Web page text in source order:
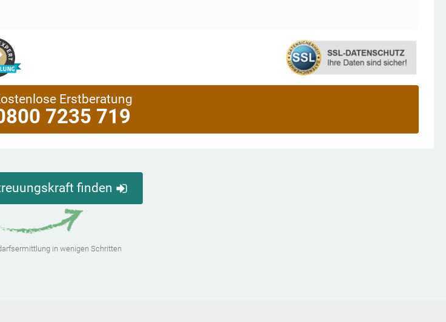
Erstberatung
7235 719
finden
in wenigen Schritten